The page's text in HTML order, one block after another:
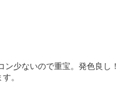
少ないので重宝。発色良し！
。